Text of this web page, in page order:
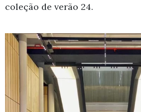
coleção de verão 24.